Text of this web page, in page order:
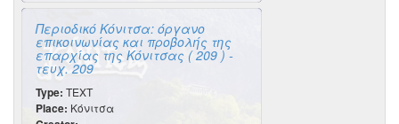
Περιοδικό Κόνιτσα: όργανο
επικοινωνίας και προβολής της
επαρχίας της Κόνιτσας ( 209 ) -
τευχ. 209
Type: TEXT
Place: Κόνιτσα